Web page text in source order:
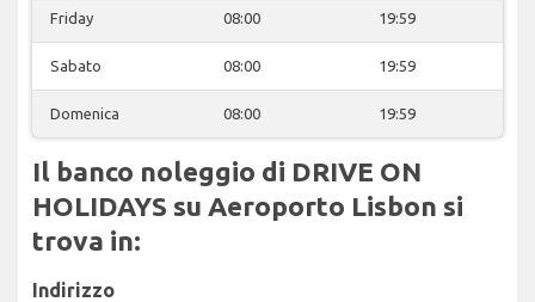
Friday 08:00 19:59
Sabato 08:00 19:59
Domenica 08:00 19:59
Il banco noleggio di DRIVE ON
HOLIDAYS su Aeroporto Lisbon si
trova in:
Indirizzo